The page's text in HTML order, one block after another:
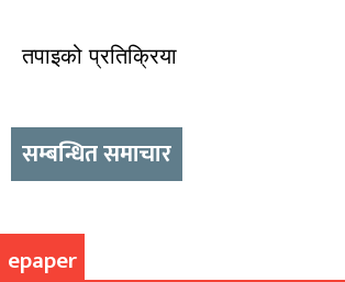
तपाइको प्रतिक्रिया
सम्बन्धित समाचार
epaper